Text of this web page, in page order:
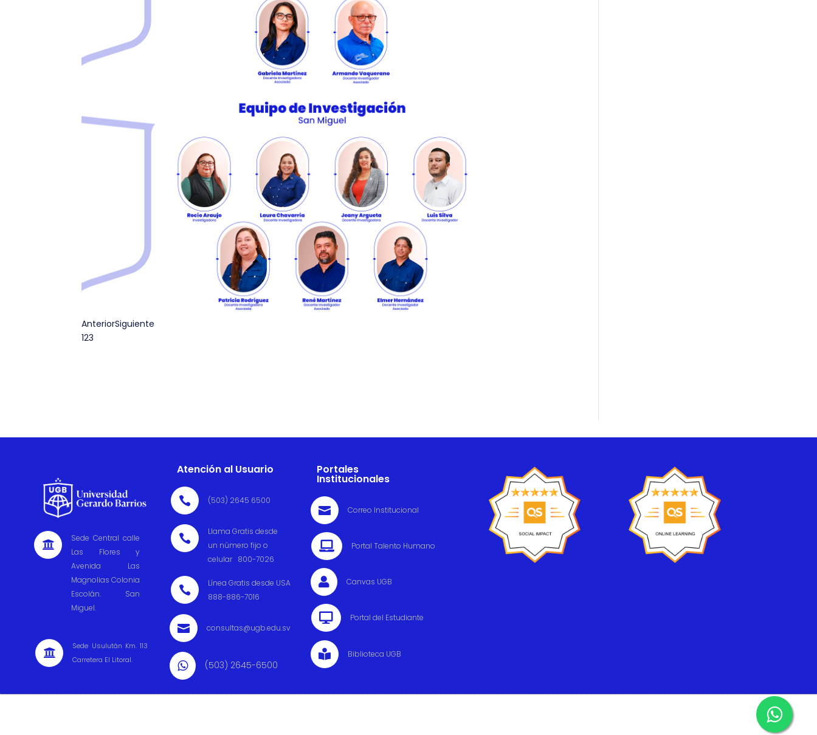
AnteriorSiguiente
123

Sede Central calle
Las Flores y
Avenida Las
Magnolias Colonia
Escolán. San
Miguel.

Sede Usulután Km. 113
Carretera El Litoral.
Atención al Usuario
 (503) 2645 6500

Llama Gratis desde
un número fijo o
celular 800-7026

Línea Gratis desde USA
888-886-7016
 consultas@ugb.edu.sv
 (503) 2645-6500
Portales
Institucionales
 Correo Institucional
 Portal Talento Humano
 Canvas UGB
 Portal del Estudiante
 Biblioteca UGB